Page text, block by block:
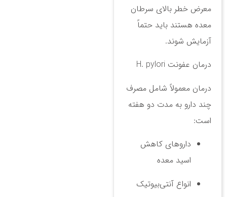
معرض خطر بالای سرطان
معده هستند باید حتماً
آزمایش شوند.
درمان عفونت H. pylori
درمان معمولاً شامل مصرف
چند دارو به مدت دو هفته
است:
داروهای کاهش
اسید معده
انواع آنتی‌بیوتیک